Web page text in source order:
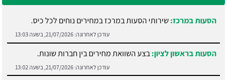
הסעות במרכז:שירותי הסעות במרכז במחירים נוחים לכל כיס.
עודכן לאחרונה: 21/07/2026, בשעה 13:03
הסעות בראשון לציון:בצע השוואת מחירים בין חברות שונות.
עודכן לאחרונה: 21/07/2026, בשעה 13:02